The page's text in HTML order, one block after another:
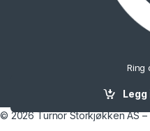
Ring
© 2026 Turnor Storkjøkken AS –